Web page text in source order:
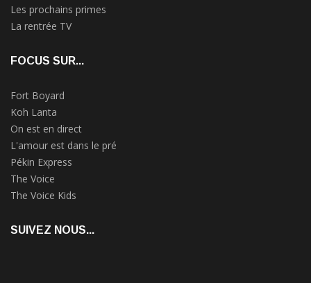
Les prochains primes
La rentrée TV
FOCUS SUR...
Fort Boyard
Koh Lanta
On est en direct
L'amour est dans le pré
Pékin Express
The Voice
The Voice Kids
SUIVEZ NOUS...